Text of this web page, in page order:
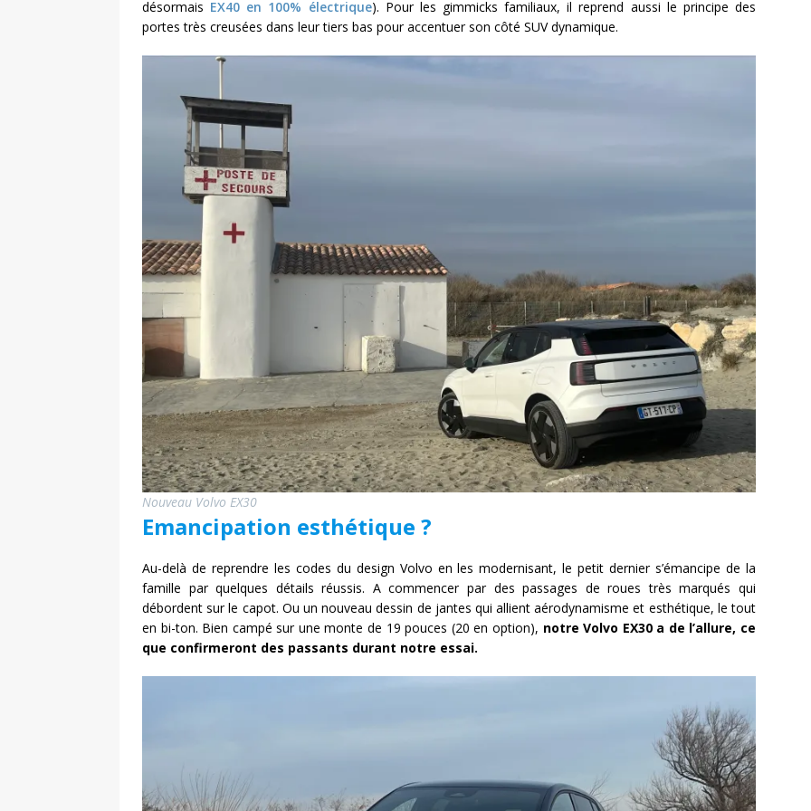
désormais EX40 en 100% électrique). Pour les gimmicks familiaux, il reprend aussi le principe des
portes très creusées dans leur tiers bas pour accentuer son côté SUV dynamique.
Nouveau Volvo EX30
Emancipation esthétique ?
Au-delà de reprendre les codes du design Volvo en les modernisant, le petit dernier s’émancipe de la
famille par quelques détails réussis. A commencer par des passages de roues très marqués qui
débordent sur le capot. Ou un nouveau dessin de jantes qui allient aérodynamisme et esthétique, le tout
en bi-ton. Bien campé sur une monte de 19 pouces (20 en option), notre Volvo EX30 a de l’allure, ce
que confirmeront des passants durant notre essai.